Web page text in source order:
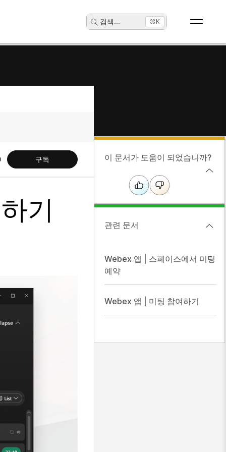
검색... ⌘K
구독
기
이 문서가 도움이 되었습니까?
관련 문서
Webex 앱 | 스페이스에서 미팅
예약
Webex 앱 | 미팅 참여하기